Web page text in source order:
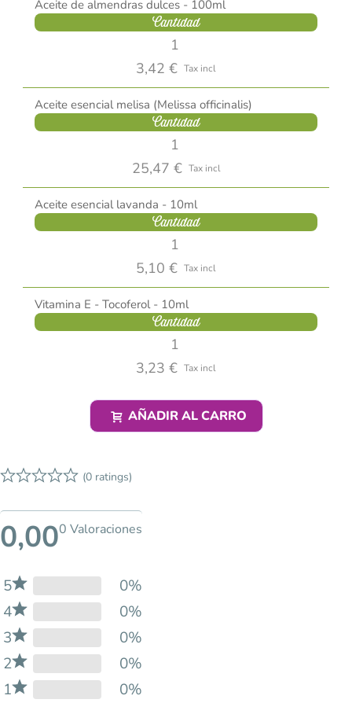
Aceite de almendras dulces - 100ml
Cantidad
3,42 € Tax incl
Aceite esencial melisa (Melissa officinalis)
Cantidad
25,47 € Tax incl
Aceite esencial lavanda - 10ml
Cantidad
5,10 € Tax incl
Vitamina E - Tocoferol - 10ml
Cantidad
3,23 € Tax incl
AÑADIR AL CARRO
(0 ratings)
0,000 Valoraciones
5
0%
4
0%
3
0%
2
0%
1
0%